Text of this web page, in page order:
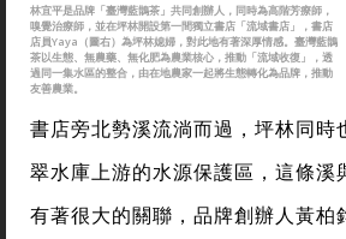
林宜平是品牌「臺灣藍鵲茶」共同創辦人，同時為高階芳療師，
嗅覺治療師，並在坪林開設第一間獨立書店「流域書店」，書店
店員Yaya（圖右）為坪林媳婦，對此地有著深厚情感。臺灣藍鵲
茶以生態、無農藥、無化肥為農業核心，推動「流域收復」，透
過同一集水區的整合，由在地農家一起將生態轉化為品牌，推動
友善農業。
書店旁北勢溪流淌而過，坪林同時
翠水庫上游的水源保護區，這條溪
有著很大的關聯，品牌創辦人黃柏